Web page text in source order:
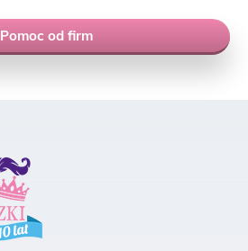
Pomoc od firm